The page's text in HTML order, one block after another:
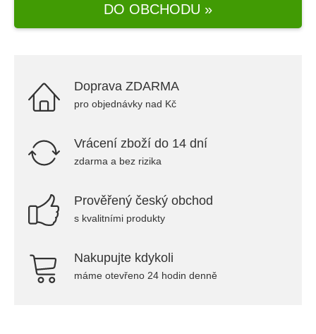
DO OBCHODU »
Doprava ZDARMA
pro objednávky nad Kč
Vrácení zboží do 14 dní
zdarma a bez rizika
Prověřený český obchod
s kvalitními produkty
Nakupujte kdykoli
máme otevřeno 24 hodin denně